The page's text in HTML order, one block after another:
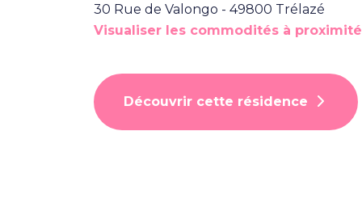
30 Rue de Valongo - 49800 Trélazé
Visualiser les commodités à proximité
Découvrir cette résidence